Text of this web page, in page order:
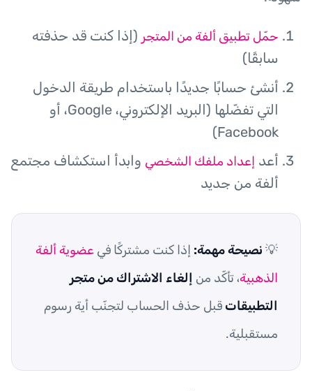
حمّل تطبيق ألفة من المتجر (إذا كنت قد حذفته
سابقًا)
أنشئ حسابًا جديدًا باستخدام طريقة الدخول
التي تفضّلها (البريد الإلكتروني، Google، أو
Facebook)
أعد إعداد ملفك الشخصي وابدأ استكشاف مجتمع
ألفة من جديد
💡 نصيحة مهمة: إذا كنت مشتركًا في عضوية ألفة
الذهبية، تأكّد من إلغاء الاشتراك من متجر
التطبيقات قبل حذف الحساب لتجنّب أية رسوم
مستقبلية.